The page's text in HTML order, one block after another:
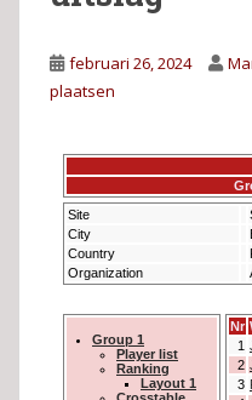
februari 26, 2024
plaatsen